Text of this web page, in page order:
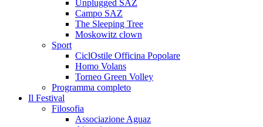
Unplugged SAZ
Campo SAZ
The Sleeping Tree
Moskowitz clown
Sport
CiclOstile Officina Popolare
Homo Volans
Torneo Green Volley
Programma completo
Il Festival
Filosofia
Associazione Aguaz